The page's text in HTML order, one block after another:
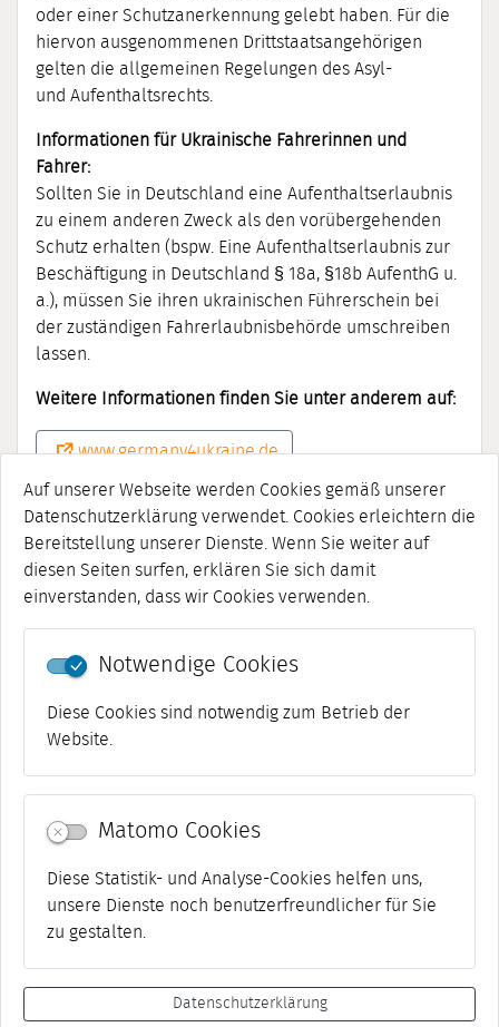
Auf unserer Webseite werden Cookies gemäß unserer
Datenschutzerklärung verwendet. Cookies erleichtern die
Bereitstellung unserer Dienste. Wenn Sie weiter auf
diesen Seiten surfen, erklären Sie sich damit
einverstanden, dass wir Cookies verwenden.
Notwendige Cookies
Diese Cookies sind notwendig zum Betrieb der
Website.
Matomo Cookies
Diese Statistik- und Analyse-Cookies helfen uns,
unsere Dienste noch benutzerfreundlicher für Sie
zu gestalten.
Datenschutzerklärung
oder einer Schutzanerkennung gelebt haben. Für die
hiervon ausgenommenen Drittstaatsangehörigen
gelten die allgemeinen Regelungen des Asyl-
und Aufenthaltsrechts.
Informationen für Ukrainische Fahrerinnen und
Fahrer:
Sollten Sie in Deutschland eine Aufenthaltserlaubnis
zu einem anderen Zweck als den vorübergehenden
Schutz erhalten (bspw. Eine Aufenthaltserlaubnis zur
Beschäftigung in Deutschland § 18a, §18b AufenthG u.
a.), müssen Sie ihren ukrainischen Führerschein bei
der zuständigen Fahrerlaubnisbehörde umschreiben
lassen.
Weitere Informationen finden Sie unter anderem auf:
www.germany4ukraine.de
Bitte vertrauen Sie nur auf Informationen der
offiziellen Behörden und nicht auf ggf. in den
sozialen Medien von Privatpersonen
kommunizierte Annahmen. Im Zweifel berät Sie
Ihre Ausländerbehörde:
auslaenderbehörde@stadtweimar.de